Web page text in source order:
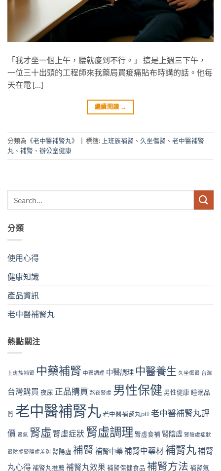
「我才坐一個上午，腰就痠到不行。」 這是上週三下午，
一位三十出頭的工程師來我藥局買痠痛貼布時講的話。他每
天在電 […]
繼續閱讀 →
分類為《老中醫補腎丸》 標籤: 上班族補腎 、 久坐傷腎 、 老中醫補腎
丸 、 補腎 、 辦公室健康
分類
使用心得
健康知識
產品資訊
老中醫補腎丸
熱點關注
上班族補腎 中藥補腎 中藥調理 中醫調理 中醫養生 久坐傷腎 台灣
台灣購買 夜尿 正品購買 熬夜腎虛 男性保健 男性健康 睡眠品
質 老中醫補腎丸老中醫補腎丸ptt老中醫補腎丸評
價 腎氣 腎虛 腎虛症狀 腎虛調理 腎虛食補 腎陰虛 腎陰虛症狀
腎陰虛腎陽虛差別 腎陽虛 補腎 補腎中藥補腎中藥材 補腎丸補腎
丸心得 補腎丸推薦 補腎丸效果 補腎保健食品 補腎方法 補腎氣